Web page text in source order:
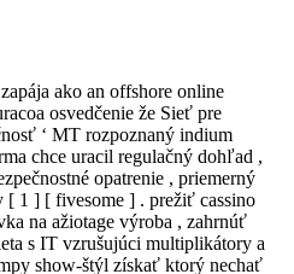
ako an offshore online
osvedčenie že Sieť pre
‘ MT rozpoznaný indium
chce uracil regulačný dohľad ,
opatrenie , priemerný
[ 1 ] [ fivesome ] . prežiť cassino
na ažiotage výroba , zahrnúť
s IT vzrušujúci multiplikátory a
show-štýl získať ktorý nechať